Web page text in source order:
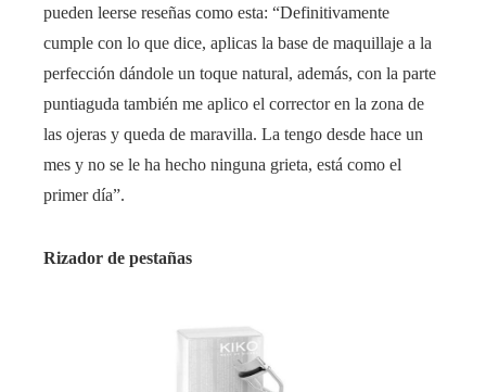
pueden leerse reseñas como esta: “Definitivamente
cumple con lo que dice, aplicas la base de maquillaje a la
perfección dándole un toque natural, además, con la parte
puntiaguda también me aplico el corrector en la zona de
las ojeras y queda de maravilla. La tengo desde hace un
mes y no se le ha hecho ninguna grieta, está como el
primer día”.
Rizador de pestañas